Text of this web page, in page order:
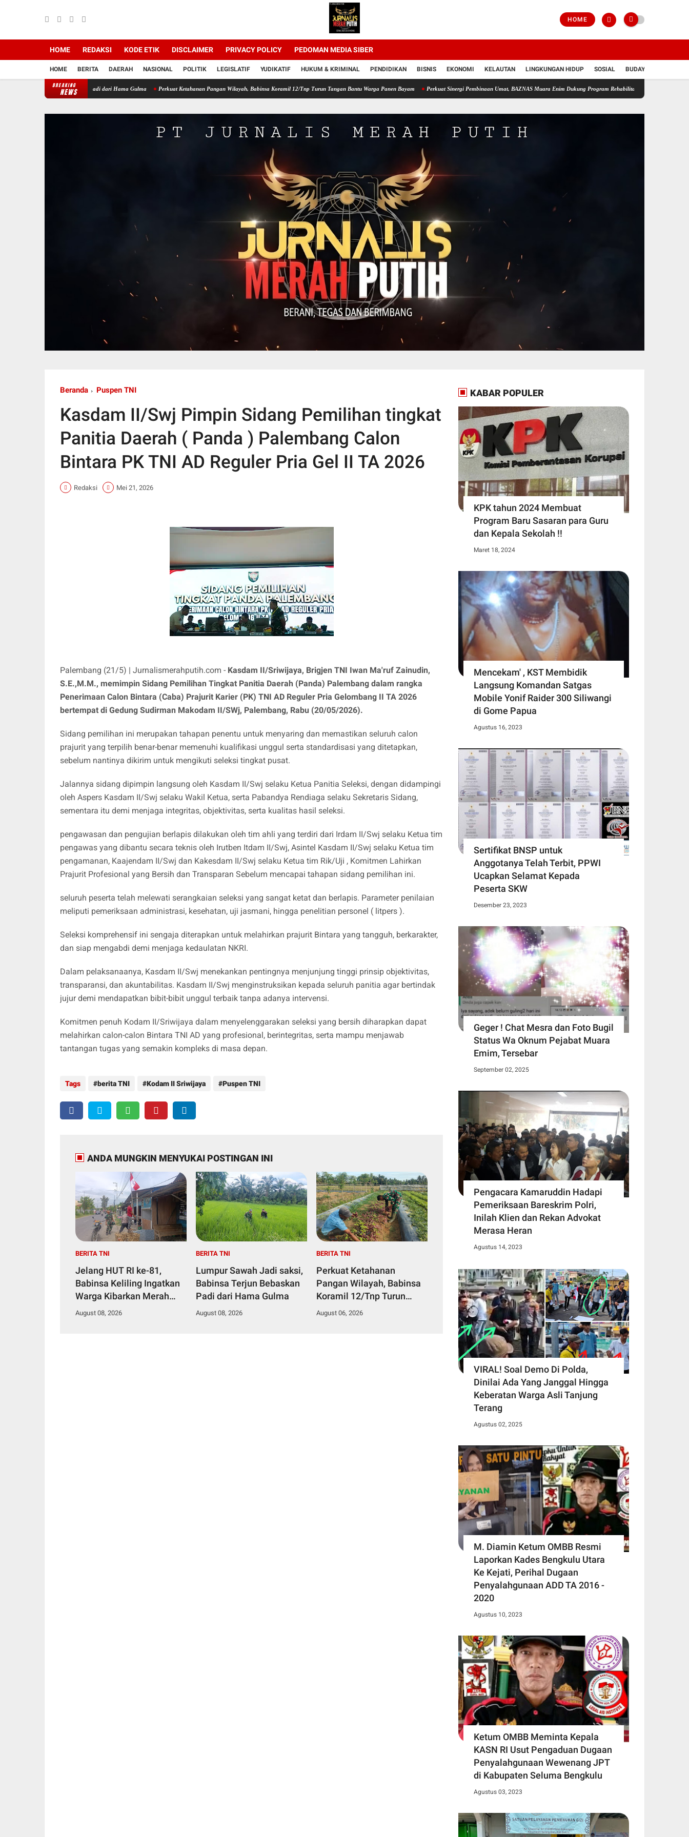
HOME
HOME REDAKSI KODE ETIK DISCLAIMER PRIVACY POLICY PEDOMAN MEDIA SIBER
HOME BERITA DAERAH NASIONAL POLITIK LEGISLATIF YUDIKATIF HUKUM & KRIMINAL PENDIDIKAN BISNIS EKONOMI KELAUTAN LINGKUNGAN HIDUP SOSIAL BUDAYA
BREAKING
NEWS
Terjun Bebaskan Padi dari Hama Gulma Perkuat Ketahanan Pangan Wilayah, Babinsa Koramil 12/Tnp Turun Tangan Bantu Warga Panen Bayam Perkuat Sinergi Pembinaan Umat, BAZNAS Muara Enim Dukung Program Rehabilitasi dan Kemandirian Warga Binaan
Beranda Puspen TNI
Kasdam II/Swj Pimpin Sidang Pemilihan tingkat
Panitia Daerah ( Panda ) Palembang Calon
Bintara PK TNI AD Reguler Pria Gel II TA 2026
Redaksi Mei 21, 2026
Palembang (21/5) | Jurnalismerahputih.com - Kasdam II/Sriwijaya, Brigjen TNI Iwan Ma'ruf Zainudin,
S.E.,M.M., memimpin Sidang Pemilihan Tingkat Panitia Daerah (Panda) Palembang dalam rangka
Penerimaan Calon Bintara (Caba) Prajurit Karier (PK) TNI AD Reguler Pria Gelombang II TA 2026
bertempat di Gedung Sudirman Makodam II/SWj, Palembang, Rabu (20/05/2026).
Sidang pemilihan ini merupakan tahapan penentu untuk menyaring dan memastikan seluruh calon
prajurit yang terpilih benar-benar memenuhi kualifikasi unggul serta standardisasi yang ditetapkan,
sebelum nantinya dikirim untuk mengikuti seleksi tingkat pusat.
Jalannya sidang dipimpin langsung oleh Kasdam II/Swj selaku Ketua Panitia Seleksi, dengan didampingi
oleh Aspers Kasdam II/Swj selaku Wakil Ketua, serta Pabandya Rendiaga selaku Sekretaris Sidang,
sementara itu demi menjaga integritas, objektivitas, serta kualitas hasil seleksi.
pengawasan dan pengujian berlapis dilakukan oleh tim ahli yang terdiri dari Irdam II/Swj selaku Ketua tim
pengawas yang dibantu secara teknis oleh Irutben Itdam II/Swj, Asintel Kasdam II/Swj selaku Ketua tim
pengamanan, Kaajendam II/Swj dan Kakesdam II/Swj selaku Ketua tim Rik/Uji , ​Komitmen Lahirkan
Prajurit Profesional yang Bersih dan Transparan ​Sebelum mencapai tahapan sidang pemilihan ini.
seluruh peserta telah melewati serangkaian seleksi yang sangat ketat dan berlapis. Parameter penilaian
meliputi pemeriksaan administrasi, kesehatan, uji jasmani, hingga penelitian personel ( litpers ).
Seleksi komprehensif ini sengaja diterapkan untuk melahirkan prajurit Bintara yang tangguh, berkarakter,
dan siap mengabdi demi menjaga kedaulatan NKRI.
​Dalam pelaksanaanya, Kasdam II/Swj menekankan pentingnya menjunjung tinggi prinsip objektivitas,
transparansi, dan akuntabilitas. Kasdam II/Swj menginstruksikan kepada seluruh panitia agar bertindak
jujur demi mendapatkan bibit-bibit unggul terbaik tanpa adanya intervensi.
Komitmen penuh Kodam II/Sriwijaya dalam menyelenggarakan seleksi yang bersih diharapkan dapat
melahirkan calon-calon Bintara TNI AD yang profesional, berintegritas, serta mampu menjawab
tantangan tugas yang semakin kompleks di masa depan.
Tags berita TNI Kodam II Sriwijaya Puspen TNI
ANDA MUNGKIN MENYUKAI POSTINGAN INI
BERITA TNI
Jelang HUT RI ke-81,
Babinsa Keliling Ingatkan
Warga Kibarkan Merah
Putih
August 08, 2026
BERITA TNI
Lumpur Sawah Jadi saksi,
Babinsa Terjun Bebaskan
Padi dari Hama Gulma
August 08, 2026
BERITA TNI
Perkuat Ketahanan
Pangan Wilayah, Babinsa
Koramil 12/Tnp Turun
Tangan Bantu Warga
August 06, 2026
KABAR POPULER
KPK tahun 2024 Membuat
Program Baru Sasaran para Guru
dan Kepala Sekolah !!
Maret 18, 2024
Mencekam' , KST Membidik
Langsung Komandan Satgas
Mobile Yonif Raider 300 Siliwangi
di Gome Papua
Agustus 16, 2023
Sertifikat BNSP untuk
Anggotanya Telah Terbit, PPWI
Ucapkan Selamat Kepada
Peserta SKW
Desember 23, 2023
Geger ! Chat Mesra dan Foto Bugil
Status Wa Oknum Pejabat Muara
Emim, Tersebar
September 02, 2025
Pengacara Kamaruddin Hadapi
Pemeriksaan Bareskrim Polri,
Inilah Klien dan Rekan Advokat
Merasa Heran
Agustus 14, 2023
VIRAL! Soal Demo Di Polda,
Dinilai Ada Yang Janggal Hingga
Keberatan Warga Asli Tanjung
Terang
Agustus 02, 2025
M. Diamin Ketum OMBB Resmi
Laporkan Kades Bengkulu Utara
Ke Kejati, Perihal Dugaan
Penyalahgunaan ADD TA 2016 -
2020
Agustus 10, 2023
Ketum OMBB Meminta Kepala
KASN RI Usut Pengaduan Dugaan
Penyalahgunaan Wewenang JPT
di Kabupaten Seluma Bengkulu
Agustus 03, 2023